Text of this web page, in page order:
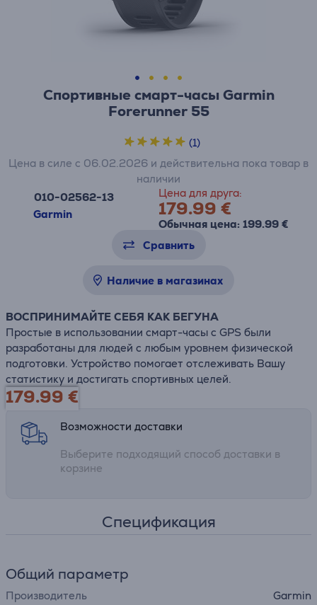
Спортивные смарт-часы Garmin
Forerunner 55
010-02562-13
Garmin
Цена для друга:
179.99 €
Обычная цена: 199.99 €
Цена в силе с 06.02.2026 и действительна пока товар в
наличии
(1)
Сравнить
Наличие в магазинах
ВОСПРИНИМАЙТЕ СЕБЯ КАК БЕГУНА
Простые в использовании смарт-часы с GPS были
разработаны для людей с любым уровнем физической
подготовки. Устройство помогает отслеживать Вашу
статистику и достигать спортивных целей.
179.99 €
Возможности доставки
Выберите подходящий способ доставки в
корзине
Спецификация
Общий параметр
Производитель
Garmin